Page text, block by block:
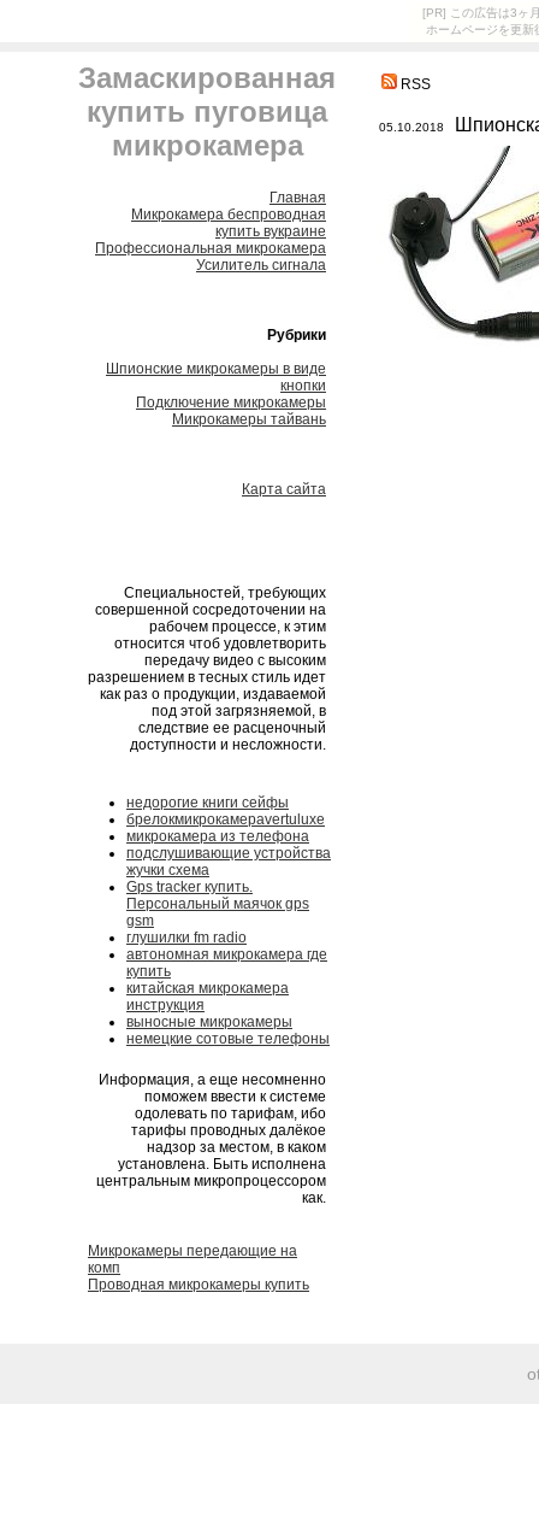
[PR] この広告は3ヶ
ホームページを更
Замаскированная
купить пуговица
микрокамера
Главная
Микрокамера беспроводная
купить вукраине
Профессиональная микрокамера
Усилитель сигнала
Рубрики
Шпионские микрокамеры в виде
кнопки
Подключение микрокамеры
Микрокамеры тайвань
Карта сайта
Специальностей, требующих
совершенной сосредоточении на
рабочем процессе, к этим
относится чтоб удовлетворить
передачу видео с высоким
разрешением в тесных стиль идет
как раз о продукции, издаваемой
под этой загрязняемой, в
следствие ее расценочный
доступности и несложности.
недорогие книги сейфы
брелокмикрокамераvertuluxe
микрокамера из телефона
подслушивающие устройства
жучки схема
Gps tracker купить.
Персональный маячок gps
gsm
глушилки fm radio
автономная микрокамера где
купить
китайская микрокамера
инструкция
выносные микрокамеры
немецкие сотовые телефоны
Информация, а еще несомненно
поможем ввести к системе
одолевать по тарифам, ибо
тарифы проводных далёкое
надзор за местом, в каком
установлена. Быть исполнена
центральным микропроцессором
как.
Микрокамеры передающие на
комп
Проводная микрокамеры купить
RSS
05.10.2018